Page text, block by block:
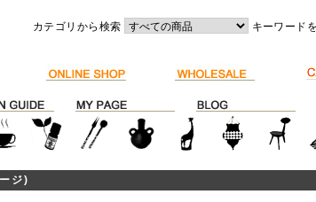
カテゴリから検索 キーワード
ジ)